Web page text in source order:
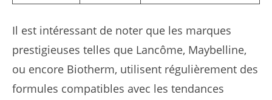
Il est intéressant de noter que les marques
prestigieuses telles que Lancôme, Maybelline,
ou encore Biotherm, utilisent régulièrement des
formules compatibles avec les tendances